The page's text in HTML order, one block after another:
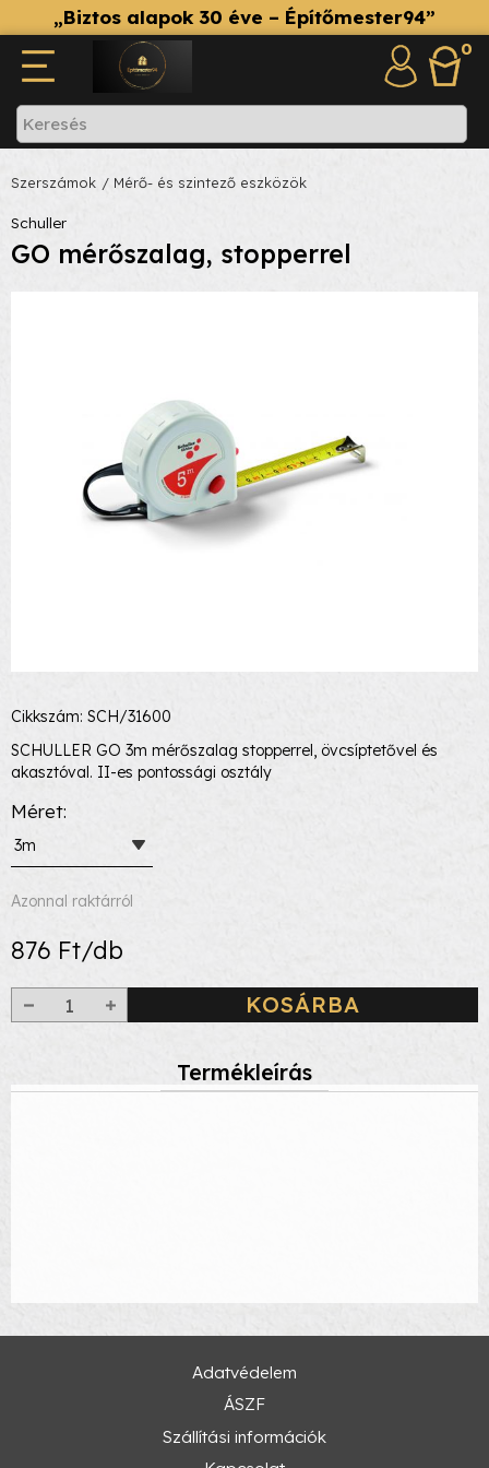
„Biztos alapok 30 éve – Építőmester94”
0
Szerszámok / Mérő- és szintező eszközök
Schuller
GO mérőszalag, stopperrel
Cikkszám: SCH/31600
SCHULLER GO 3m mérőszalag stopperrel, övcsíptetővel és
akasztóval. II-es pontossági osztály
Méret
3m
Azonnal raktárról
876 Ft/db
KOSÁRBA
Termékleírás
Adatvédelem
ÁSZF
Szállítási információk